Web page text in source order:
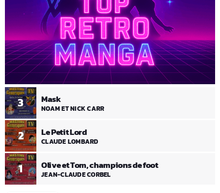
1 Olive et Tom, champions de foot
JEAN-CLAUDE CORBEL
2 Le Petit Lord
CLAUDE LOMBARD
3 Mask
NOAM ET NICK CARR